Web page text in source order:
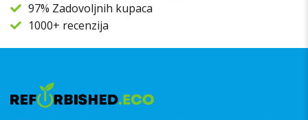
97% Zadovoljnih kupaca
1000+ recenzija